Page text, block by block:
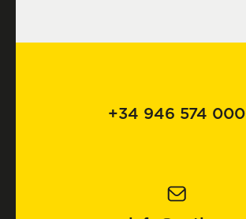
+34 946 574 000